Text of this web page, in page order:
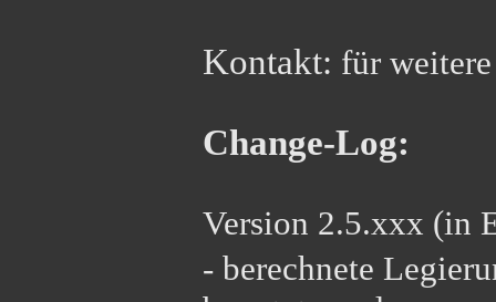
Kontakt: für
Change-Log:
Version 2.5.xxx (in
- berechnete